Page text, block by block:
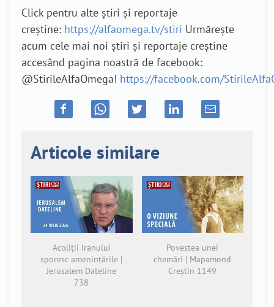
Click pentru alte știri și reportaje
creștine: https://alfaomega.tv/stiri Urmărește
acum cele mai noi știri și reportaje creștine
accesând pagina noastră de facebook:
@StirileAlfaOmega! https://facebook.com/
Articole similare
Acoliții Iranului
sporesc amenințările |
Jerusalem Dateline
738
Povestea unei
chemări | Mapamond
Creștin 1149